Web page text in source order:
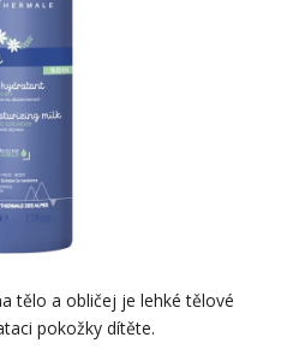
tělo a obličej je lehké tělové
pokožky dítěte.